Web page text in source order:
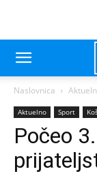
Naslovnica
Aktuelno Sport
Počeo